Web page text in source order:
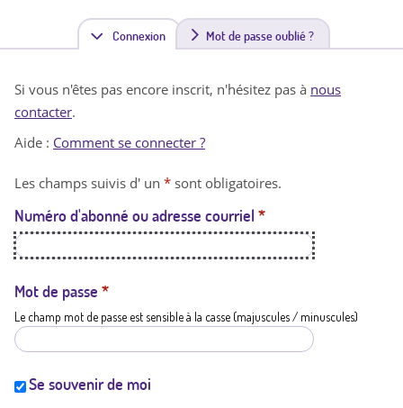
Connexion(
n
t
a
t
i
Mot de passe oublié ?
Si vous n'êtes pas encore inscrit, n'hésitez pas à nous
contacter.
Aide : Comment se connecter ?
Les champs suivis d' un * sont obligatoires.
Numéro d'abonné ou adresse courriel *
Mot de passe *
Le champ mot de passe est sensible à la casse (majuscules / minuscules)
Se souvenir de moi